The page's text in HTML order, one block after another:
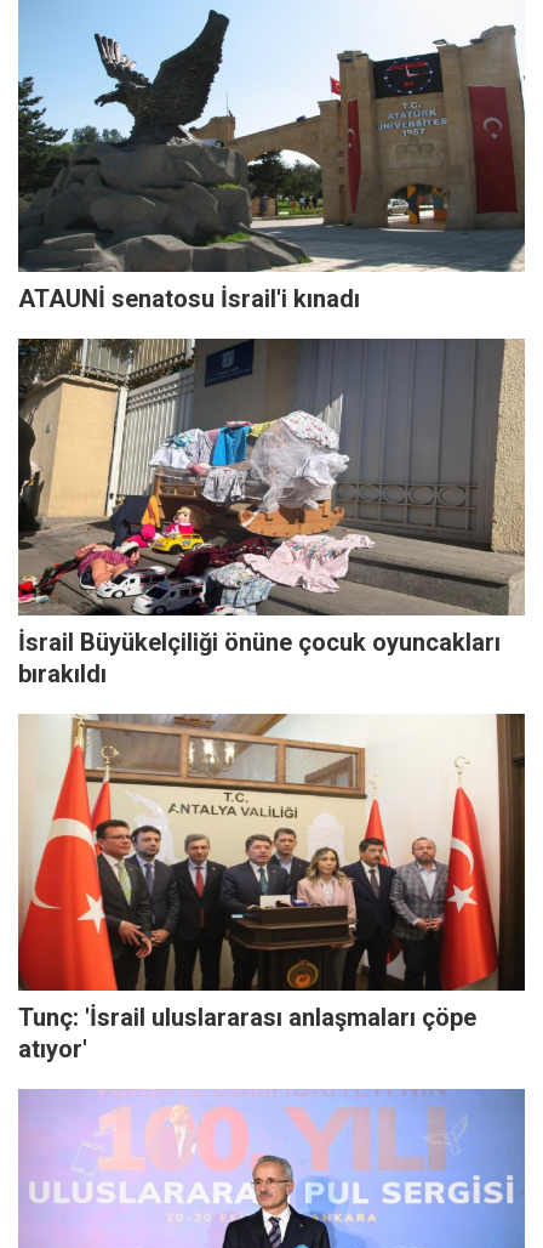
ATAUNİ senatosu İsrail'i kınadı
İsrail Büyükelçiliği önüne çocuk oyuncakları
bırakıldı
Tunç: 'İsrail uluslararası anlaşmaları çöpe
atıyor'